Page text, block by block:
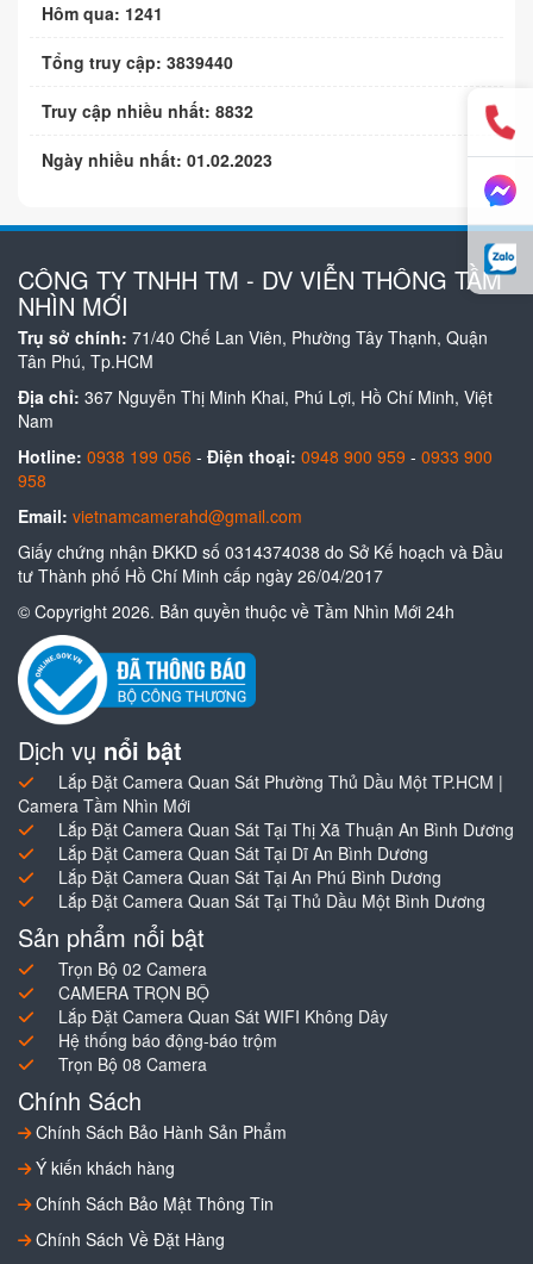
Hôm qua: 1241
Tổng truy cập: 3839440
Truy cập nhiều nhất: 8832
Ngày nhiều nhất: 01.02.2023
CÔNG TY TNHH TM - DV VIỄN THÔNG TẦM
NHÌN MỚI
Trụ sở chính: 71/40 Chế Lan Viên, Phường Tây Thạnh, Quận
Tân Phú, Tp.HCM
Địa chỉ: 367 Nguyễn Thị Minh Khai, Phú Lợi, Hồ Chí Minh, Việt
Nam
Hotline: 0938 199 056 - Điện thoại: 0948 900 959 - 0933 900
958
Email: vietnamcamerahd@gmail.com
Giấy chứng nhận ĐKKD số 0314374038 do Sở Kế hoạch và Đầu
tư Thành phố Hồ Chí Minh cấp ngày 26/04/2017
© Copyright 2026. Bản quyền thuộc về Tầm Nhìn Mới 24h
Dịch vụ nổi bật
Lắp Đặt Camera Quan Sát Phường Thủ Dầu Một TP.HCM |
Camera Tầm Nhìn Mới
Lắp Đặt Camera Quan Sát Tại Thị Xã Thuận An Bình Dương
Lắp Đặt Camera Quan Sát Tại Dĩ An Bình Dương
Lắp Đặt Camera Quan Sát Tại An Phú Bình Dương
Lắp Đặt Camera Quan Sát Tại Thủ Dầu Một Bình Dương
Sản phẩm nổi bật
Trọn Bộ 02 Camera
CAMERA TRỌN BỘ
Lắp Đặt Camera Quan Sát WIFI Không Dây
Hệ thống báo động-báo trộm
Trọn Bộ 08 Camera
Chính Sách
Chính Sách Bảo Hành Sản Phẩm
Ý kiến khách hàng
Chính Sách Bảo Mật Thông Tin
Chính Sách Về Đặt Hàng